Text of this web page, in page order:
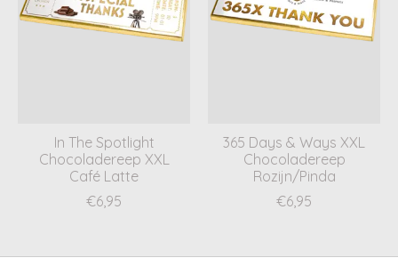
In The Spotlight
Chocoladereep XXL
Café Latte
€6,95
365 Days & Ways XXL
Chocoladereep
Rozijn/Pinda
€6,95